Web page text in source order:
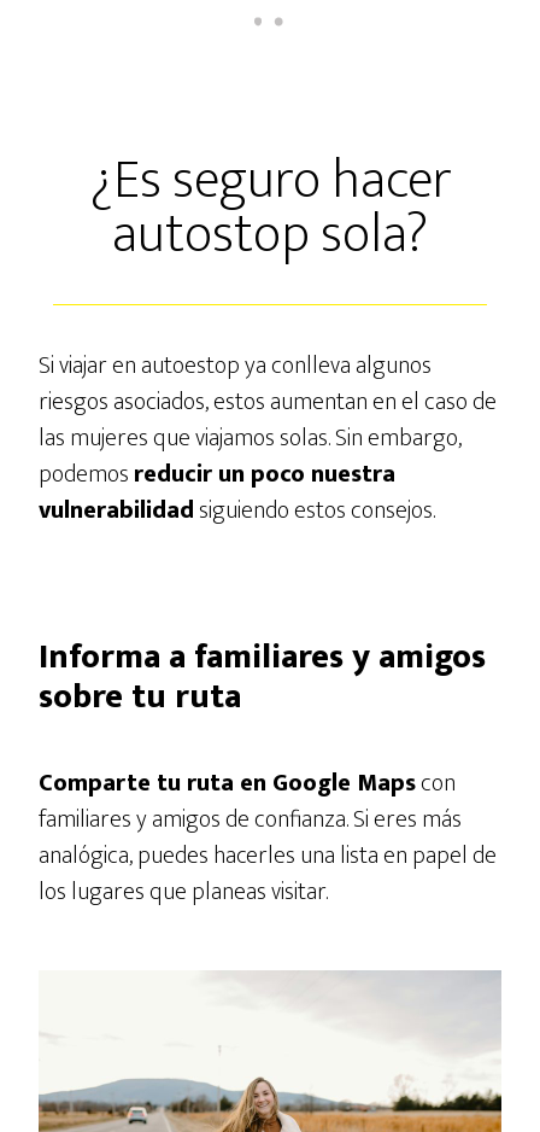
¿Es seguro hacer
autostop sola?
Si viajar en autoestop ya conlleva algunos
riesgos asociados, estos aumentan en el caso de
las mujeres que viajamos solas. Sin embargo,
podemosreducir un poco nuestra
vulnerabilidadsiguiendo estos consejos.
Informa a familiares y amigos
sobre tu ruta
Comparte tu ruta en Google Mapscon
familiares y amigos de confianza. Si eres más
analógica, puedes hacerles una lista en papel de
los lugares que planeas visitar.